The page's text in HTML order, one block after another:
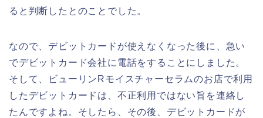
ると判断したとのことでした。
なので、デビットカードが使えなくなった後に、急い
でデビットカード会社に電話をすることにしました。
そして、ビューリンRモイスチャーセラムのお店で利用
したデビットカードは、不正利用ではない旨を連絡し
たんですよね。そしたら、その後、デビットカードが